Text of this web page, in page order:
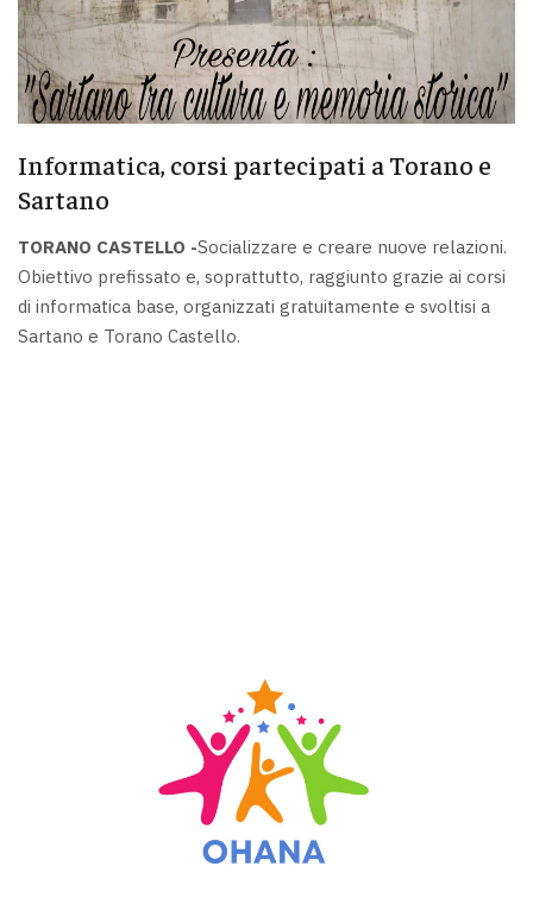
Informatica, corsi partecipati a Torano e
Sartano
TORANO CASTELLO -Socializzare e creare nuove relazioni.
Obiettivo prefissato e, soprattutto, raggiunto grazie ai corsi
di informatica base, organizzati gratuitamente e svoltisi a
Sartano e Torano Castello.